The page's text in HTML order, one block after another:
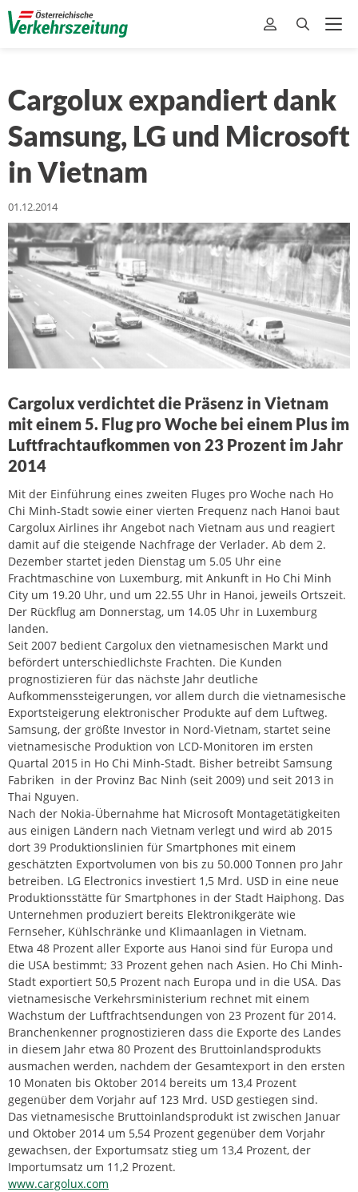
Cargolux expandiert dank
Samsung, LG und Microsoft
in Vietnam
01.12.2014
Cargolux verdichtet die Präsenz in Vietnam
mit einem 5. Flug pro Woche bei einem Plus im
Luftfrachtaufkommen von 23 Prozent im Jahr
2014
Mit der Einführung eines zweiten Fluges pro Woche nach Ho
Chi Minh-Stadt sowie einer vierten Frequenz nach Hanoi baut
Cargolux Airlines ihr Angebot nach Vietnam aus und reagiert
damit auf die steigende Nachfrage der Verlader. Ab dem 2.
Dezember startet jeden Dienstag um 5.05 Uhr eine
Frachtmaschine von Luxemburg, mit Ankunft in Ho Chi Minh
City um 19.20 Uhr, und um 22.55 Uhr in Hanoi, jeweils Ortszeit.
Der Rückflug am Donnerstag, um 14.05 Uhr in Luxemburg
landen.
Seit 2007 bedient Cargolux den vietnamesischen Markt und
befördert unterschiedlichste Frachten. Die Kunden
prognostizieren für das nächste Jahr deutliche
Aufkommenssteigerungen, vor allem durch die vietnamesische
Exportsteigerung elektronischer Produkte auf dem Luftweg.
Samsung, der größte Investor in Nord-Vietnam, startet seine
vietnamesische Produktion von LCD-Monitoren im ersten
Quartal 2015 in Ho Chi Minh-Stadt. Bisher betreibt Samsung
Fabriken in der Provinz Bac Ninh (seit 2009) und seit 2013 in
Thai Nguyen.
Nach der Nokia-Übernahme hat Microsoft Montagetätigkeiten
aus einigen Ländern nach Vietnam verlegt und wird ab 2015
dort 39 Produktionslinien für Smartphones mit einem
geschätzten Exportvolumen von bis zu 50.000 Tonnen pro Jahr
betreiben. LG Electronics investiert 1,5 Mrd. USD in eine neue
Produktionsstätte für Smartphones in der Stadt Haiphong. Das
Unternehmen produziert bereits Elektronikgeräte wie
Fernseher, Kühlschränke und Klimaanlagen in Vietnam.
Etwa 48 Prozent aller Exporte aus Hanoi sind für Europa und
die USA bestimmt; 33 Prozent gehen nach Asien. Ho Chi Minh-
Stadt exportiert 50,5 Prozent nach Europa und in die USA. Das
vietnamesische Verkehrsministerium rechnet mit einem
Wachstum der Luftfrachtsendungen von 23 Prozent für 2014.
Branchenkenner prognostizieren dass die Exporte des Landes
in diesem Jahr etwa 80 Prozent des Bruttoinlandsprodukts
ausmachen werden, nachdem der Gesamtexport in den ersten
10 Monaten bis Oktober 2014 bereits um 13,4 Prozent
gegenüber dem Vorjahr auf 123 Mrd. USD gestiegen sind.
Das vietnamesische Bruttoinlandsprodukt ist zwischen Januar
und Oktober 2014 um 5,54 Prozent gegenüber dem Vorjahr
gewachsen, der Exportumsatz stieg um 13,4 Prozent, der
Importumsatz um 11,2 Prozent.
www.cargolux.com